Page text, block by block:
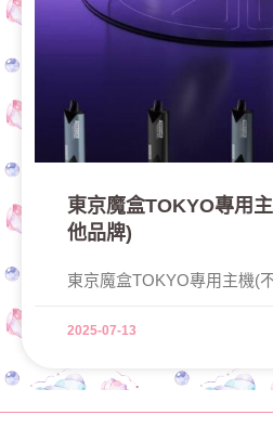
東京魔盒TOKYO專用
他品牌)
東京魔盒TOKYO專用主機(
2025-07-13